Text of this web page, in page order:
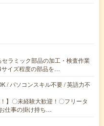
ラミック部品の加工・検査作業
サイズ程度の部品を…
/ パソコンスキル不要 / 英語力不
】〇未経験大歓迎！〇フリータ
仕事の掛け持ち…